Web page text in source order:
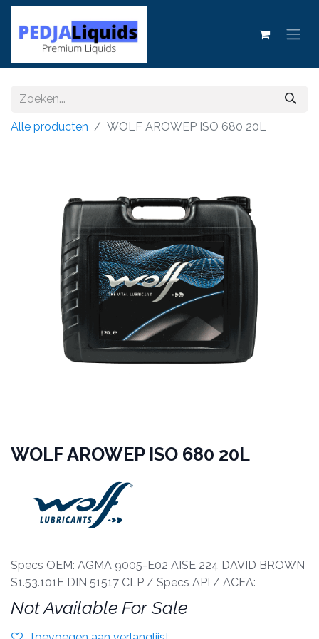
Alle producten WOLF AROWEP ISO 680 20L
WOLF AROWEP ISO 680 20L
Specs OEM: AGMA 9005-E02 AISE 224 DAVID BROWN
S1.53.101E DIN 51517 CLP / Specs API / ACEA:
Not Available For Sale